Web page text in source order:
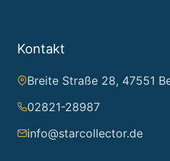
Kontakt
Breite Straße 28, 47551
02821-28987
info@starcollector.de